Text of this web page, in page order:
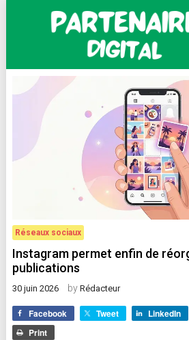
Partenaire Digital
Réseaux sociaux
Instagram permet enfin de
publications
30 juin 2026 by Rédacteur
Facebook Tweet LinkedIn
Print